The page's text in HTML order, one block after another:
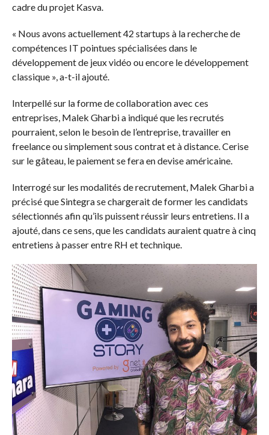
cadre du projet Kasva.
« Nous avons actuellement 42 startups à la recherche de
compétences IT pointues spécialisées dans le
développement de jeux vidéo ou encore le développement
classique », a-t-il ajouté.
Interpellé sur la forme de collaboration avec ces
entreprises, Malek Gharbi a indiqué que les recrutés
pourraient, selon le besoin de l’entreprise, travailler en
freelance ou simplement sous contrat et à distance. Cerise
sur le gâteau, le paiement se fera en devise américaine.
Interrogé sur les modalités de recrutement, Malek Gharbi a
précisé que Sintegra se chargerait de former les candidats
sélectionnés afin qu’ils puissent réussir leurs entretiens. Il a
ajouté, dans ce sens, que les candidats auraient quatre à cinq
entretiens à passer entre RH et technique.